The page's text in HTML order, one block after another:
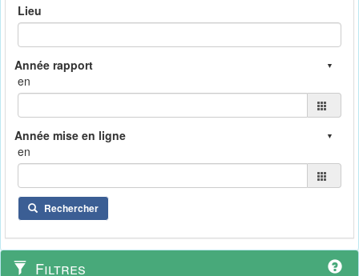
Lieu
en
en
Rechercher
Filtres